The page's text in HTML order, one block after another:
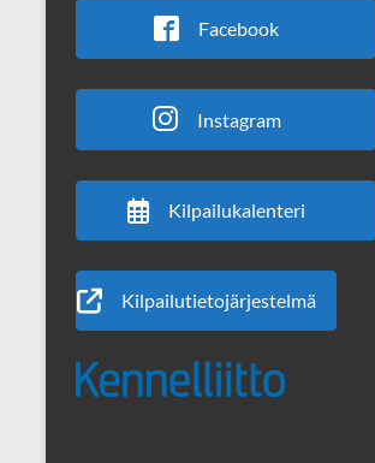
Facebook
Instagram
Kilpailukalenteri
Kilpailutietojärjestelmä